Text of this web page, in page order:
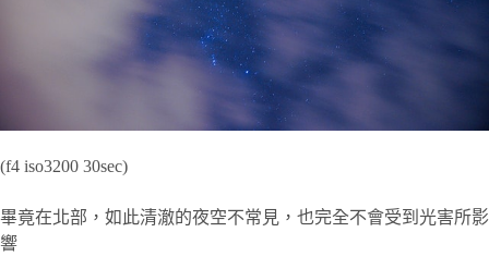
(f4 iso3200 30sec)
畢竟在北部，如此清澈的夜空不常見，也完全不會受到光害所影
響